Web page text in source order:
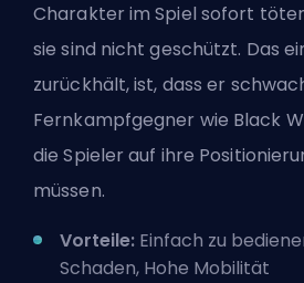
Charakter im Spiel sofort
sie sind nicht geschützt. Das
zurückhält, ist, dass er
Fernkampfgegner wie Black
die Spieler auf ihre
müssen.
Vorteile: Einfach zu
Schaden, Hohe Mobilität